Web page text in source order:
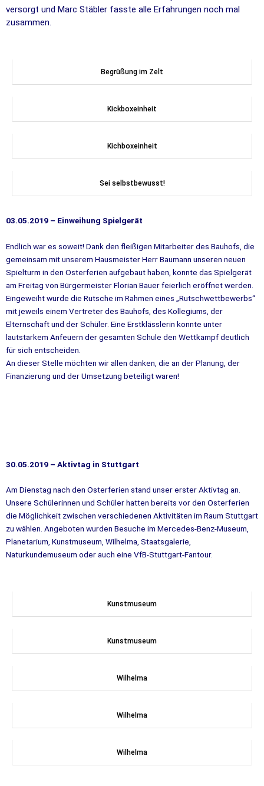
versorgt und Marc Stäbler fasste alle Erfahrungen noch mal
zusammen.
Begrüßung im Zelt
Kickboxeinheit
Kichboxeinheit
Sei selbstbewusst!
03.05.2019 – Einweihung Spielgerät
Endlich war es soweit! Dank den fleißigen Mitarbeiter des Bauhofs, die
gemeinsam mit unserem Hausmeister Herr Baumann unseren neuen
Spielturm in den Osterferien aufgebaut haben, konnte das Spielgerät
am Freitag von Bürgermeister Florian Bauer feierlich eröffnet werden.
Eingeweiht wurde die Rutsche im Rahmen eines „Rutschwettbewerbs“
mit jeweils einem Vertreter des Bauhofs, des Kollegiums, der
Elternschaft und der Schüler. Eine Erstklässlerin konnte unter
lautstarkem Anfeuern der gesamten Schule den Wettkampf deutlich
für sich entscheiden.
An dieser Stelle möchten wir allen danken, die an der Planung, der
Finanzierung und der Umsetzung beteiligt waren!
30.05.2019 – Aktivtag in Stuttgart
Am Dienstag nach den Osterferien stand unser erster Aktivtag an.
Unsere Schülerinnen und Schüler hatten bereits vor den Osterferien
die Möglichkeit zwischen verschiedenen Aktivitäten im Raum Stuttgart
zu wählen. Angeboten wurden Besuche im Mercedes-Benz-Museum,
Planetarium, Kunstmuseum, Wilhelma, Staatsgalerie,
Naturkundemuseum oder auch eine VfB-Stuttgart-Fantour.
Kunstmuseum
Kunstmuseum
Wilhelma
Wilhelma
Wilhelma